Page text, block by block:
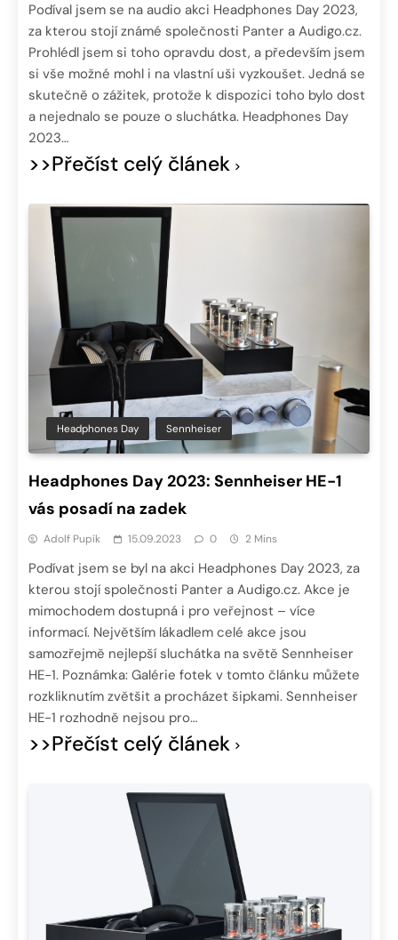
Podíval jsem se na audio akci Headphones Day 2023,
za kterou stojí známé společnosti Panter a Audigo.cz.
Prohlédl jsem si toho opravdu dost, a především jsem
si vše možné mohl i na vlastní uši vyzkoušet. Jedná se
skutečně o zážitek, protože k dispozici toho bylo dost
a nejednalo se pouze o sluchátka. Headphones Day
2023…
>>Přečíst celý článek
Headphones Day Sennheiser
Headphones Day 2023: Sennheiser HE-1
vás posadí na zadek
Adolf Pupík 15.09.2023 0 2 Mins
Podívat jsem se byl na akci Headphones Day 2023, za
kterou stojí společnosti Panter a Audigo.cz. Akce je
mimochodem dostupná i pro veřejnost – více
informací. Největším lákadlem celé akce jsou
samozřejmě nejlepší sluchátka na světě Sennheiser
HE-1. Poznámka: Galérie fotek v tomto článku můžete
rozkliknutím zvětšit a procházet šipkami. Sennheiser
HE-1 rozhodně nejsou pro…
>>Přečíst celý článek